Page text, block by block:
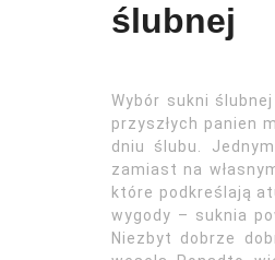
ślubnej
Wybór sukni
przyszłych panien
dniu ślubu.
zamiast na
które podkreślają
wygody – suknia
Niezbyt dobrze